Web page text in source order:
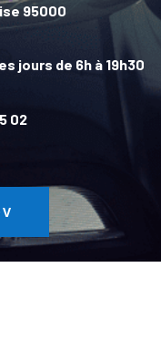
95000
jours de 6h à 19h30
02